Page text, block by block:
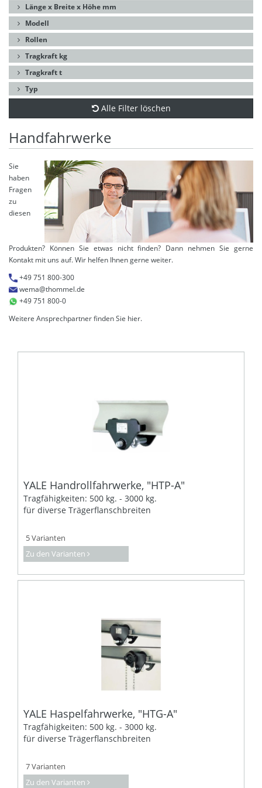
Länge x Breite x Höhe mm
Modell
Rollen
Tragkraft kg
Tragkraft t
Typ
Alle Filter löschen
Handfahrwerke
Sie
haben
Fragen
zu
diesen
Produkten? Können Sie etwas nicht finden? Dann nehmen Sie gerne
Kontakt mit uns auf. Wir helfen Ihnen gerne weiter.
+49 751 800-300
wema@thommel.de
+49 751 800-0
Weitere Ansprechpartner finden Sie hier.
YALE Handrollfahrwerke, "HTP-A"
Tragfähigkeiten: 500 kg. - 3000 kg.
für diverse Trägerflanschbreiten
5 Varianten
Zu den Varianten
YALE Haspelfahrwerke, "HTG-A"
Tragfähigkeiten: 500 kg. - 3000 kg.
für diverse Trägerflanschbreiten
7 Varianten
Zu den Varianten